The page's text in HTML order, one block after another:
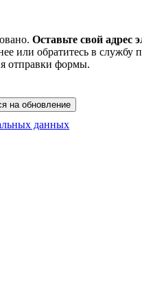
Оставьте свой
или обратитесь в службу
отправки формы.
на обновление
данных